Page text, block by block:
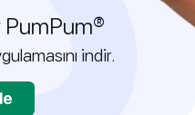
PumPum®
indir.